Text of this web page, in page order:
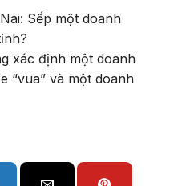
xác định một doanh
“vua” và một doanh